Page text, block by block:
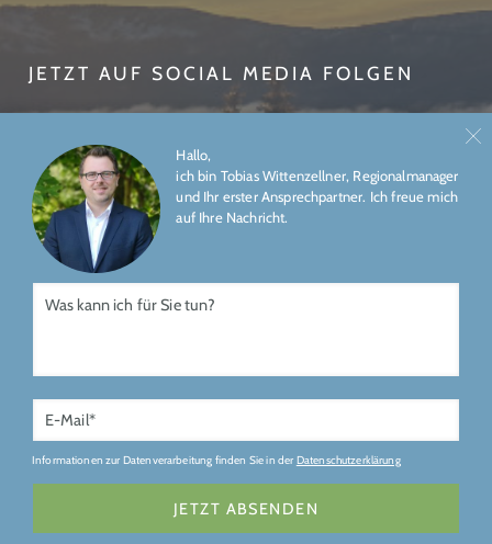
Hallo,
ich bin Tobias Wittenzellner, Regionalmanager
und Ihr erster Ansprechpartner. Ich freue mich
auf Ihre Nachricht.
Informationen zur Datenverarbeitung finden Sie in der Datenschutzerklärung
JETZT ABSENDEN
JETZT AUF SOCIAL MEDIA FOLGEN
Gefördert durch